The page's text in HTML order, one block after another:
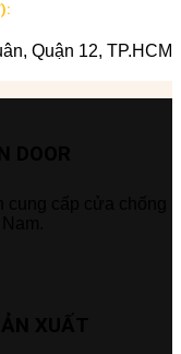
Quận 12, TP.HCM